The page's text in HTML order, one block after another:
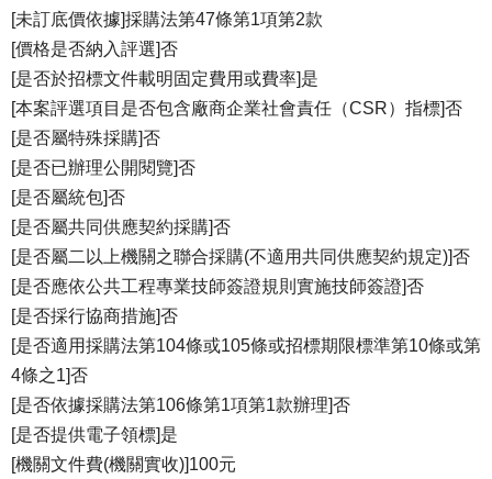
[未訂底價依據]採購法第47條第1項第2款
[價格是否納入評選]否
[是否於招標文件載明固定費用或費率]是
[本案評選項目是否包含廠商企業社會責任（CSR）指標]否
[是否屬特殊採購]否
[是否已辦理公開閱覽]否
[是否屬統包]否
[是否屬共同供應契約採購]否
[是否屬二以上機關之聯合採購(不適用共同供應契約規定)]否
[是否應依公共工程專業技師簽證規則實施技師簽證]否
[是否採行協商措施]否
[是否適用採購法第104條或105條或招標期限標準第10條或第
4條之1]否
[是否依據採購法第106條第1項第1款辦理]否
[是否提供電子領標]是
[機關文件費(機關實收)]100元